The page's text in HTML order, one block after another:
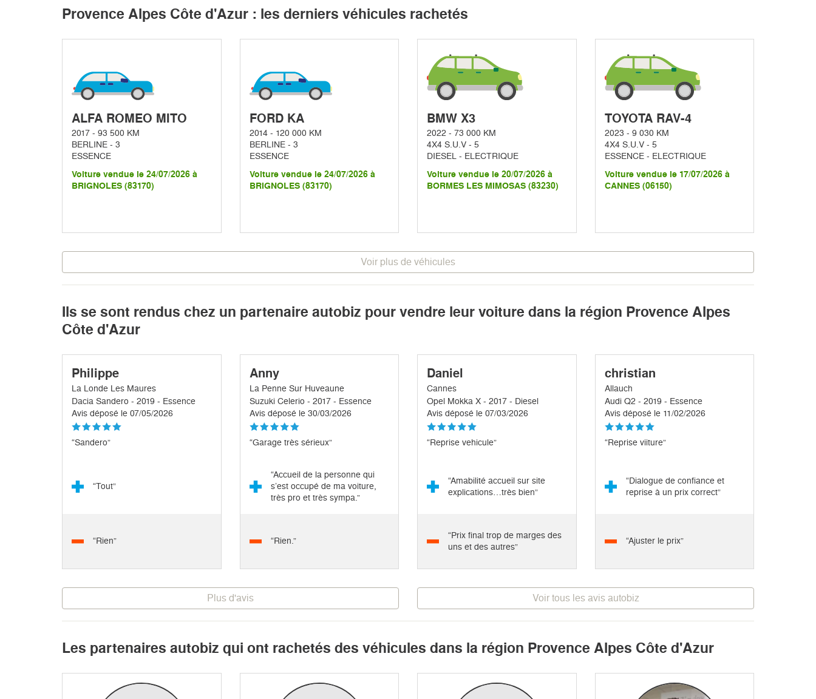
Provence Alpes Côte d'Azur : les derniers véhicules rachetés
ALFA ROMEO MITO
2017 - 93 500 KM
BERLINE - 3
ESSENCE
Voiture vendue le 24/07/2026 à
BRIGNOLES (83170)
FORD KA
2014 - 120 000 KM
BERLINE - 3
ESSENCE
Voiture vendue le 24/07/2026 à
BRIGNOLES (83170)
BMW X3
2022 - 73 000 KM
4X4 S.U.V - 5
DIESEL - ELECTRIQUE
Voiture vendue le 20/07/2026 à
BORMES LES MIMOSAS (83230)
TOYOTA RAV-4
2023 - 9 030 KM
4X4 S.U.V - 5
ESSENCE - ELECTRIQUE
Voiture vendue le 17/07/2026 à
CANNES (06150)
Voir plus de véhicules
Ils se sont rendus chez un partenaire autobiz pour vendre leur voiture dans la région Provence Alpes
Côte d'Azur
Philippe
La Londe Les Maures
Dacia Sandero - 2019 - Essence
Avis déposé le 07/05/2026
“Sandero”
“Tout”
“Rien”
Anny
La Penne Sur Huveaune
Suzuki Celerio - 2017 - Essence
Avis déposé le 30/03/2026
“Garage très sérieux”
“Accueil de la personne qui
s’est occupé de ma voiture,
très pro et très sympa.”
“Rien.”
Daniel
Cannes
Opel Mokka X - 2017 - Diesel
Avis déposé le 07/03/2026
“Reprise vehicule”
“Amabilité accueil sur site
explications…très bien”
“Prix final trop de marges des
uns et des autres”
christian
Allauch
Audi Q2 - 2019 - Essence
Avis déposé le 11/02/2026
“Reprise viiture”
“Dialogue de confiance et
reprise à un prix correct”
“Ajuster le prix”
Plus d'avis Voir tous les avis autobiz
Les partenaires autobiz qui ont rachetés des véhicules dans la région Provence Alpes Côte d'Azur